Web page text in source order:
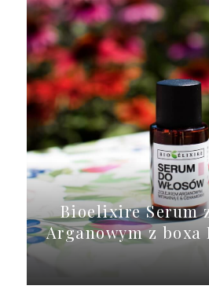
Bioelixire Serum
Arganowym z boxa